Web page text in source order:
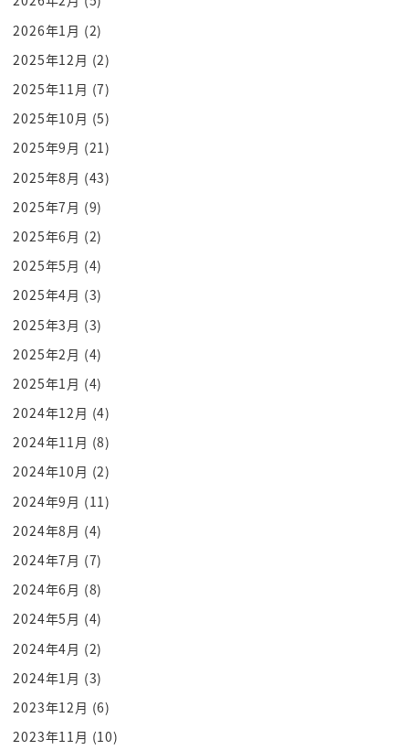
頭の中将とですね a 叱る genji でね舞を踊ってでキ
ャーキャー言われ
るっていうねそういうシーンがあります
ターン3ではない
わーやっぱり光さん一番かっこいいちゃーんんだな
ひかる hikaru っていうんだったんだ立ったら
ん
[笑い]
ブーバーこれ
ねあの楽しいねあとですよねやっぱりいい事と悪い
事がでもう恥を攻撃できますよね
その雪学んでまあ良い子だったなあといってね援助
してその後ターってやつ
ジャーンチャーハンステッを使いました卒ございま
したお疲れ様でしたーー
今日も無事終わりましたね打ち上げですおつかれさ
ほんとね今回のパーティーも楽しかったですねえっ
ニュースが入ってますねんさー
フジツボさんが
ご出産だ里でそうですやっぱりいいんだ
生まれたなぁ
生まれたこれ俺のご飯のに俺との子なのでこれもう
何も言えないままこれ生まれている
親父知らないままレターってねだからあの桐壺帝と
かですね
私の幸運でくれたなぁ絶望反対ですね
小倉たぞ私だ
2026年1月 (2)
2025年12月 (2)
2025年11月 (7)
2025年10月 (5)
2025年9月 (21)
2025年8月 (43)
2025年7月 (9)
2025年6月 (2)
2025年5月 (4)
2025年4月 (3)
2025年3月 (3)
2025年2月 (4)
2025年1月 (4)
2024年12月 (4)
2024年11月 (8)
2024年10月 (2)
2024年9月 (11)
2024年8月 (4)
2024年7月 (7)
2024年6月 (8)
2024年5月 (4)
2024年4月 (2)
2024年1月 (3)
2023年12月 (6)
2023年11月 (10)